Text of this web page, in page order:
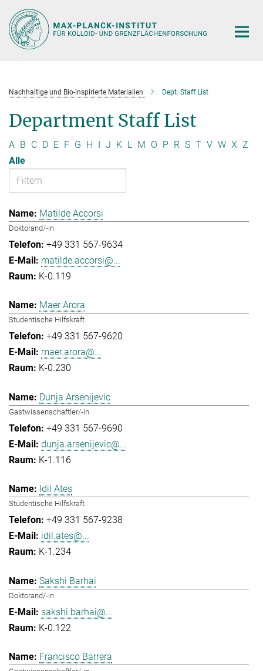
Hauptinhalt
Nachhaltige und Bio-inspirierte Materialien Dept. Staff List
Department Staff List
A B C D E F G H I J K L M O P R S T V W X Z
Alle
Matilde Accorsi
Doktorand/-in
+49 331 567-9634
matilde.accorsi@...
K-0.119
Maer Arora
Studentische Hilfskraft
+49 331 567-9620
maer.arora@...
K-0.230
Dunja Arsenijevic
Gastwissenschaftler/-in
+49 331 567-9690
dunja.arsenijevic@...
K-1.116
Idil Ates
Studentische Hilfskraft
+49 331 567-9238
idil.ates@...
K-1.234
Sakshi Barhai
Doktorand/-in
sakshi.barhai@...
K-0.122
Francisco Barrera